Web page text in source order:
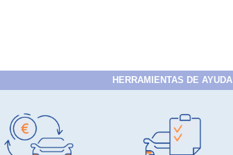
HERRAMIENTAS DE AYUDA